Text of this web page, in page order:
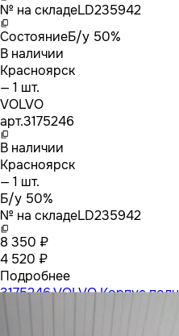
№ на складеLD235942
СостояниеБ/у 50%
В наличии
Красноярск
— 1 шт.
VOLVO
арт.3175246
В наличии
Красноярск
— 1 шт.
Б/у 50%
№ на складеLD235942
8 350 ₽
4 520 ₽
Подробнее
3175246 VOLVO Корпус